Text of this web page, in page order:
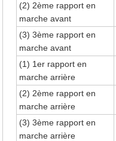
(2) 2ème rapport en
marche avant
(3) 3ème rapport en
marche avant
(1) 1er rapport en
marche arrière
(2) 2ème rapport en
marche arrière
(3) 3ème rapport en
marche arrière